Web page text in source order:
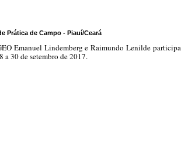
Prática de Campo - Piauí/Ceará
Emanuel Lindemberg e Raimundo Lenilde
a 30 de setembro de 2017.